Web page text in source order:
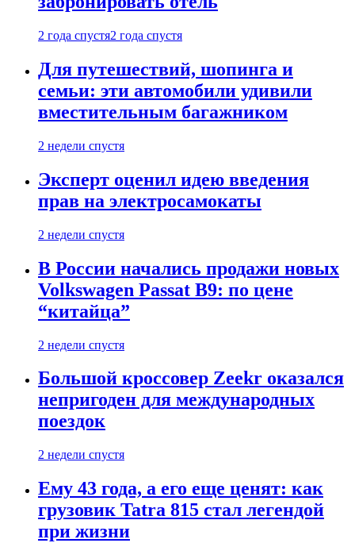
2 года спустя2 года спустя
Для путешествий, шопинга и
семьи: эти автомобили удивили
вместительным багажником
2 недели спустя
Эксперт оценил идею введения
прав на электросамокаты
2 недели спустя
В России начались продажи новых
Volkswagen Passat B9: по цене
“китайца”
2 недели спустя
Большой кроссовер Zeekr оказался
непригоден для международных
поездок
2 недели спустя
Ему 43 года, а его еще ценят: как
грузовик Tatra 815 стал легендой
при жизни